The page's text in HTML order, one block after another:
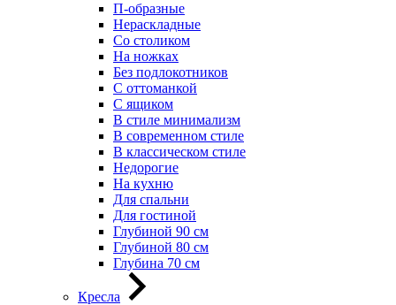
П-образные
Нераскладные
Со столиком
На ножках
Без подлокотников
С оттоманкой
С ящиком
В стиле минимализм
В современном стиле
В классическом стиле
Недорогие
На кухню
Для спальни
Для гостиной
Глубиной 90 см
Глубиной 80 см
Глубина 70 см
Кресла